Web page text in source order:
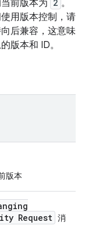
前版本为 2 。
用版本控制，请
后兼容，这意味
版本和 ID。
版本
Request 消